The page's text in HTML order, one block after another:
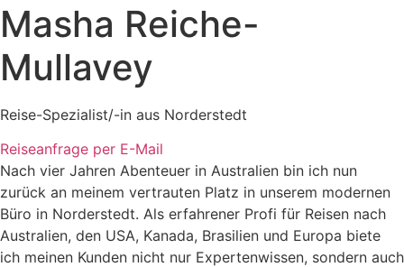
Masha Reiche-
Mullavey
Reise-Spezialist/-in aus Norderstedt
Reiseanfrage per E-Mail
Nach vier Jahren Abenteuer in Australien bin ich nun
zurück an meinem vertrauten Platz in unserem modernen
Büro in Norderstedt. Als erfahrener Profi für Reisen nach
Australien, den USA, Kanada, Brasilien und Europa biete
ich meinen Kunden nicht nur Expertenwissen, sondern auch